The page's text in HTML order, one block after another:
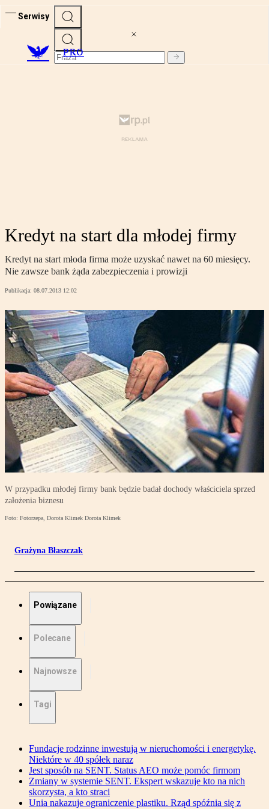
Serwisy
PRO
Kredyt na start dla młodej firmy
Kredyt na start młoda firma może uzyskać nawet na 60 miesięcy.
Nie zawsze bank żąda zabezpieczenia i prowizji
Publikacja: 08.07.2013 12:02
W przypadku młodej firmy bank będzie badał dochody właściciela sprzed
założenia biznesu
Foto: Fotorzepa, Dorota Klimek Dorota Klimek
Grażyna Błaszczak
Powiązane
Polecane
Najnowsze
Tagi
Fundacje rodzinne inwestują w nieruchomości i energetykę.
Niektóre w 40 spółek naraz
Jest sposób na SENT. Status AEO może pomóc firmom
Zmiany w systemie SENT. Ekspert wskazuje kto na nich
skorzysta, a kto straci
Unia nakazuje ograniczenie plastiku. Rząd spóźnia się z